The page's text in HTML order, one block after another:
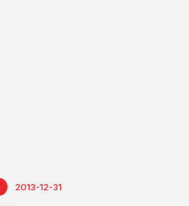
2013-12-31